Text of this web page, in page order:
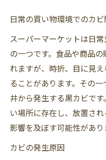
日常の買い物環境でのカ
スーパーマーケットは日
の一つです。食品や商品
れますが、時折、目に見
ることがあります。その
井から発生する黒カビで
い場所に存在し、放置さ
影響を及ぼす可能性があり
カビの発生原因